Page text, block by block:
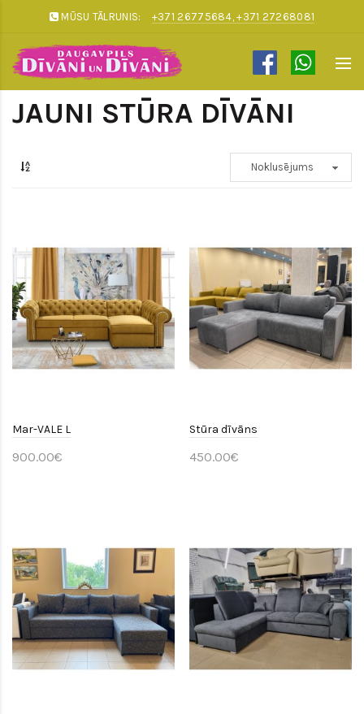
MŪSU TĀLRUNIS: +371 26775684, +371 27268081
JAUNI STŪRA DĪVĀNI
Mar-VALE L
900.00€
Stūra dīvāns
450.00€